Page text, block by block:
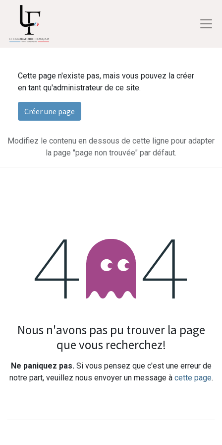
Cette page n'existe pas, mais vous pouvez la créer
en tant qu'administrateur de ce site.
Créer une page
Modifiez le contenu en dessous de cette ligne pour adapter
la page "page non trouvée" par défaut.
Erreur 404
Nous n'avons pas pu trouver la page
que vous recherchez!
Ne paniquez pas.Si vous pensez que c'est une erreur de
notre part, veuillez nous envoyer un message à cette page.